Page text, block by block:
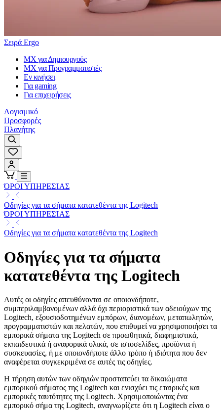
Σειρά Ergo
MX για Δημιουργούς
MX για Προγραμματιστές
Εν κινήσει
Για gaming
Για επιχειρήσεις
Λογισμικό
Προσφορές
Πλανήτης
ΌΡΟΙ ΥΠΗΡΕΣΊΑΣ
Οδηγίες για τα σήματα κατατεθέντα της Logitech
ΌΡΟΙ ΥΠΗΡΕΣΊΑΣ
Οδηγίες για τα σήματα κατατεθέντα της Logitech
Οδηγίες για τα σήματα
κατατεθέντα της Logitech
Αυτές οι οδηγίες απευθύνονται σε οποιονδήποτε,
συμπεριλαμβανομένων αλλά όχι περιοριστικά των αδειούχων της
Logitech, εξουσιοδοτημένων εμπόρων, διανομέων, μεταπωλητών,
προγραμματιστών και πελατών, που επιθυμεί να χρησιμοποιήσει τα
εμπορικά σήματα της Logitech σε προωθητικά, διαφημιστικά,
εκπαιδευτικά ή αναφορικά υλικά, σε ιστοσελίδες, προϊόντα ή
συσκευασίες, ή με οποιονδήποτε άλλο τρόπο ή ιδιότητα που δεν
αναφέρεται συγκεκριμένα σε αυτές τις οδηγίες.
Η τήρηση αυτών των οδηγιών προστατεύει τα δικαιώματα
εμπορικού σήματος της Logitech και ενισχύει τις εταιρικές και
εμπορικές ταυτότητες της Logitech. Χρησιμοποιώντας ένα
εμπορικό σήμα της Logitech, αναγνωρίζετε ότι η Logitech είναι ο